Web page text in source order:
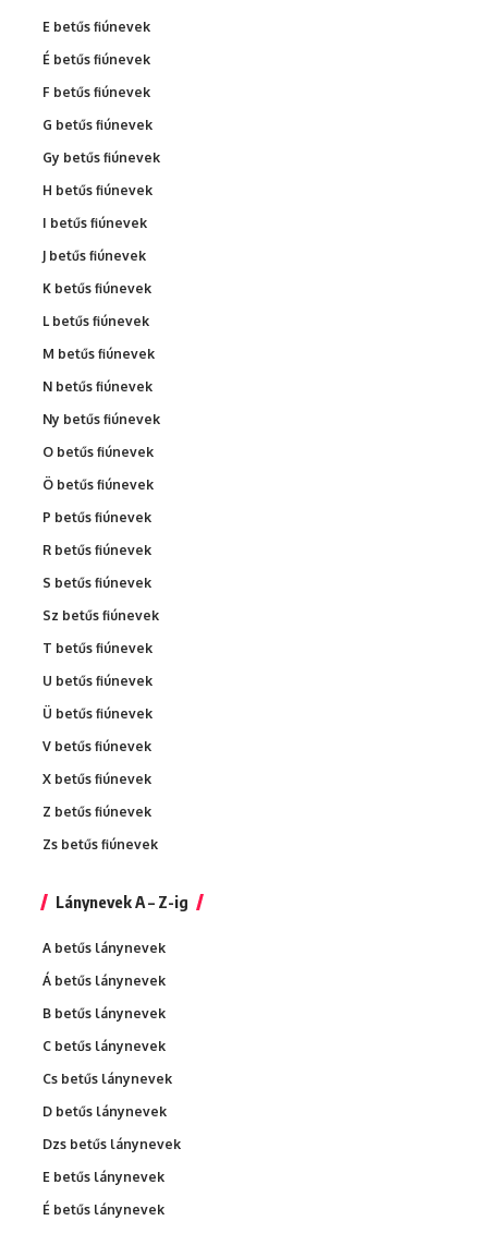
E betűs fiúnevek
É betűs fiúnevek
F betűs fiúnevek
G betűs fiúnevek
Gy betűs fiúnevek
H betűs fiúnevek
I betűs fiúnevek
J betűs fiúnevek
K betűs fiúnevek
L betűs fiúnevek
M betűs fiúnevek
N betűs fiúnevek
Ny betűs fiúnevek
O betűs fiúnevek
Ö betűs fiúnevek
P betűs fiúnevek
R betűs fiúnevek
S betűs fiúnevek
Sz betűs fiúnevek
T betűs fiúnevek
U betűs fiúnevek
Ü betűs fiúnevek
V betűs fiúnevek
X betűs fiúnevek
Z betűs fiúnevek
Zs betűs fiúnevek
Lánynevek A – Z-ig
A betűs lánynevek
Á betűs lánynevek
B betűs lánynevek
C betűs lánynevek
Cs betűs lánynevek
D betűs lánynevek
Dzs betűs lánynevek
E betűs lánynevek
É betűs lánynevek